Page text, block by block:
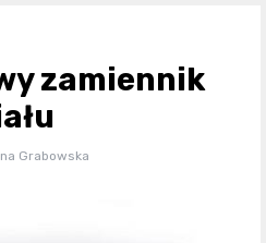
zamiennik
Grabowska